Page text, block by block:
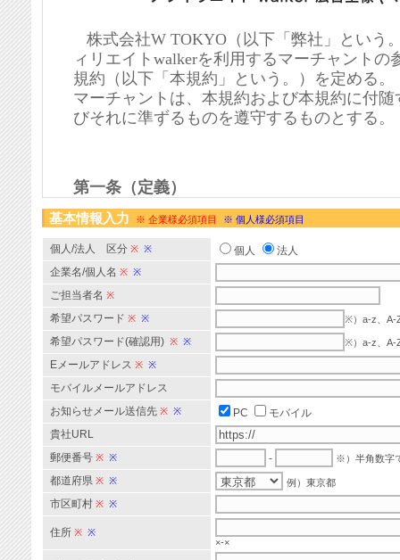
基本情報入力 ※ 企業様必須項目 ※ 個人様必須項目
個人/法人 区分 ※ ※ 個人
法人
企業名/個人名 ※ ※
ご担当者名 ※
希望パスワード ※ ※ ※）a-z、A-
希望パスワード(確認用) ※ ※ ※）a-z、A-
Eメールアドレス ※ ※
モバイルメールアドレス
お知らせメール送信先 ※ ※ PC
モバイル
貴社URL
郵便番号 ※ ※ - ※）半角数字
都道府県 ※ ※ 例）東京都
市区町村 ※ ※
住所 ※ ※
×-×